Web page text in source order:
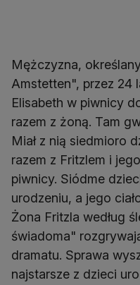
Mężczyzna,
Amstetten", przez 24
Elisabeth w piwnicy
razem z żoną. Tam
Miał z nią siedmioro
razem z Fritzlem i
piwnicy. Siódme
urodzeniu, a jego
Żona Fritzla według
świadoma"
dramatu. Sprawa
najstarsze z dzieci